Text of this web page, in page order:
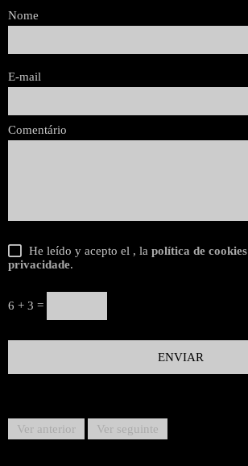
Nome
E-mail
Comentário
He leído y acepto el , la política de cookies
privacidade.
6 + 3 =
Ver anterior Ver seguinte